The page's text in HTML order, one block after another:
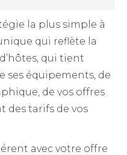
la plus simple à
qui reflète la
qui tient
ses équipements, de
de vos offres
des tarifs de vos
avec votre offre